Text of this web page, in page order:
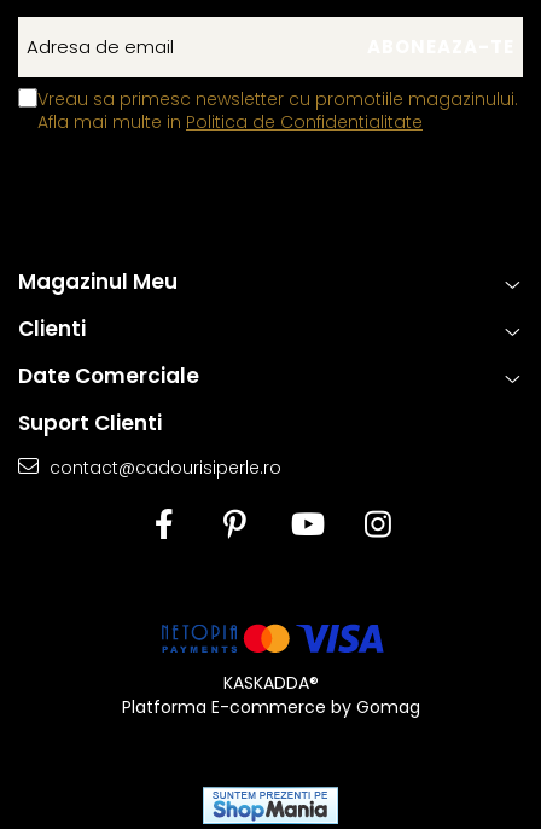
Vreau sa primesc newsletter cu promotiile magazinului.
Afla mai multe in Politica de Confidentialitate
Magazinul Meu
Clienti
Date Comerciale
Suport Clienti
contact@cadourisiperle.ro
KASKADDA®
Platforma E-commerce by Gomag